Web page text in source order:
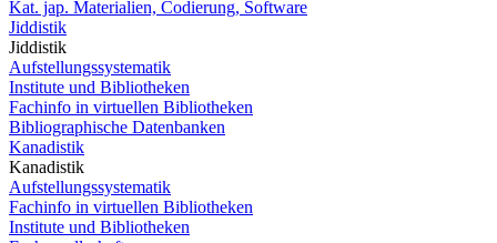
Kat. jap. Materialien, Codierung, Software
Jiddistik
Jiddistik
Aufstellungssystematik
Institute und Bibliotheken
Fachinfo in virtuellen Bibliotheken
Bibliographische Datenbanken
Kanadistik
Kanadistik
Aufstellungssystematik
Fachinfo in virtuellen Bibliotheken
Institute und Bibliotheken